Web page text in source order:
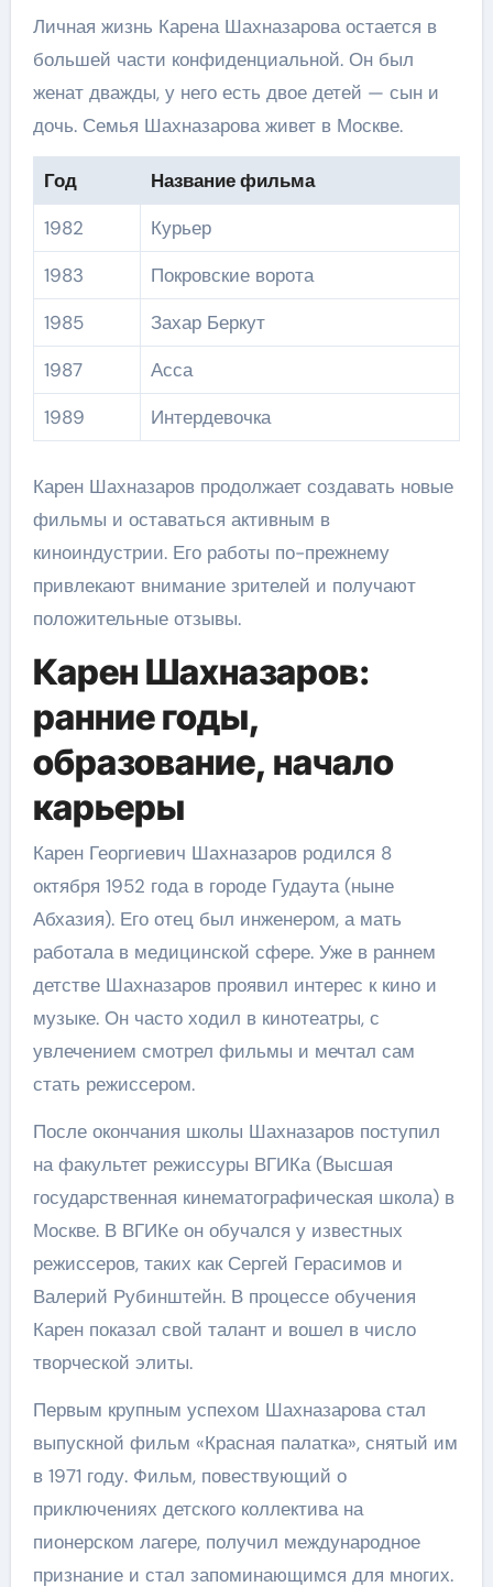
Личная жизнь Карена Шахназарова остается в
большей части конфиденциальной. Он был
женат дважды, у него есть двое детей — сын и
дочь. Семья Шахназарова живет в Москве.
Год
Название фильма
1982
Курьер
1983
Покровские ворота
1985
Захар Беркут
1987
Асса
1989
Интердевочка
Карен Шахназаров продолжает создавать новые
фильмы и оставаться активным в
киноиндустрии. Его работы по-прежнему
привлекают внимание зрителей и получают
положительные отзывы.
Карен Шахназаров:
ранние годы,
образование, начало
карьеры
Карен Георгиевич Шахназаров родился 8
октября 1952 года в городе Гудаута (ныне
Абхазия). Его отец был инженером, а мать
работала в медицинской сфере. Уже в раннем
детстве Шахназаров проявил интерес к кино и
музыке. Он часто ходил в кинотеатры, с
увлечением смотрел фильмы и мечтал сам
стать режиссером.
После окончания школы Шахназаров поступил
на факультет режиссуры ВГИКа (Высшая
государственная кинематографическая школа) в
Москве. В ВГИКе он обучался у известных
режиссеров, таких как Сергей Герасимов и
Валерий Рубинштейн. В процессе обучения
Карен показал свой талант и вошел в число
творческой элиты.
Первым крупным успехом Шахназарова стал
выпускной фильм «Красная палатка», снятый им
в 1971 году. Фильм, повествующий о
приключениях детского коллектива на
пионерском лагере, получил международное
признание и стал запоминающимся для многих.